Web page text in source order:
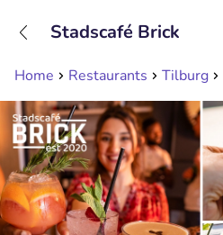
Home Restaurants Tilburg
Stadscafé Brick